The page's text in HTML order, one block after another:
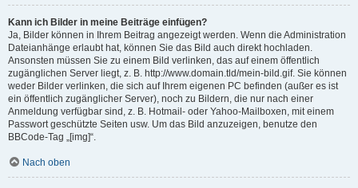
Kann ich Bilder in meine Beiträge einfügen?
Ja, Bilder können in Ihrem Beitrag angezeigt werden. Wenn die Administration
Dateianhänge erlaubt hat, können Sie das Bild auch direkt hochladen.
Ansonsten müssen Sie zu einem Bild verlinken, das auf einem öffentlich
zugänglichen Server liegt, z. B. http://www.domain.tld/mein-bild.gif. Sie können
weder Bilder verlinken, die sich auf Ihrem eigenen PC befinden (außer es ist
ein öffentlich zugänglicher Server), noch zu Bildern, die nur nach einer
Anmeldung verfügbar sind, z. B. Hotmail- oder Yahoo-Mailboxen, mit einem
Passwort geschützte Seiten usw. Um das Bild anzuzeigen, benutze den
BBCode-Tag „[img]“.
Nach oben